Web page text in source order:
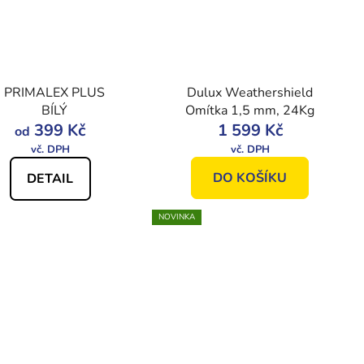
PRIMALEX PLUS
BÍLÝ
od 399 Kč
DETAIL
Dulux Weathershield
Omítka 1,5 mm, 24Kg
1 599 Kč
DO KOŠÍKU
NOVINKA